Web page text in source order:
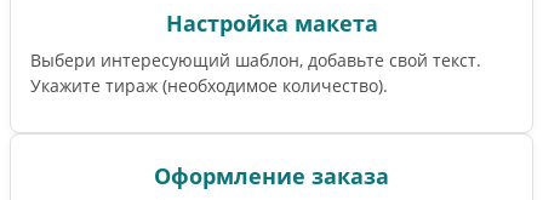
Настройка макета
Выбери интересующий шаблон, добавьте свой текст.
Укажите тираж (необходимое количество).
Оформление заказа